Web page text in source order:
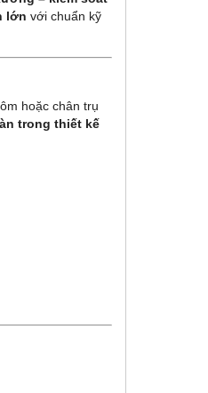
lớn với chuẩn kỹ
hoặc chân trụ
trong thiết kế